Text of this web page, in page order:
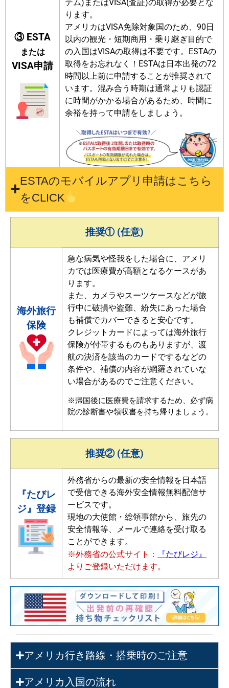
③ ESTA
または
VISA申請
テム)またはVISA(査証)の取得が必要とな
ります。
アメリカはVISA免除対象国のため、90日
以内の観光・短期商用・乗り継ぎ目的で
の入国はVISAの取得は不要です。ESTAの
取得をお忘れなく！ ESTAは日本出発の72
時間以上前に申請することが推奨されて
います。混み合う時期は通常よりも認証
に時間がかかる場合があるため、時間に
余裕を持って申請をしましょう。
ESTAのモバイルアプリ申請はこちら
をCLICK
推奨① (任意)
海外旅行
保険
急な病気や怪我をした場合に、アメリ
カでは医療費が高額となるケースがあ
ります。
また、カメラやスーツケースなどが旅
行中に破損や盗難、紛失にあった場合
も補償でカバーできると安心です。
クレジットカードによっては海外旅行
保険が付帯するものもありますが、渡
航の決済を該当のカードでするなどの
条件や、補償の内容が網羅されていな
い場合があるのでご注意ください。
※帰国後に医療費を請求するため、必ず病
院の診断書や領収書を持ち帰りましょう。
推奨② (任意)
『たびレ
ジ』登録
外務省からの最新の安全情報を日本語
で受信できる海外安全情報無料配信サ
ービスです。
現地の大使館・総領事館から、旅先の
安全情報等、メールで連絡を受け取る
ことができます。
※外務省の公式サイト：
『たびレジ』
よりご登録いただけます。
アメリカ行き路線・搭乗時のご注意
アメリカ入国の流れ